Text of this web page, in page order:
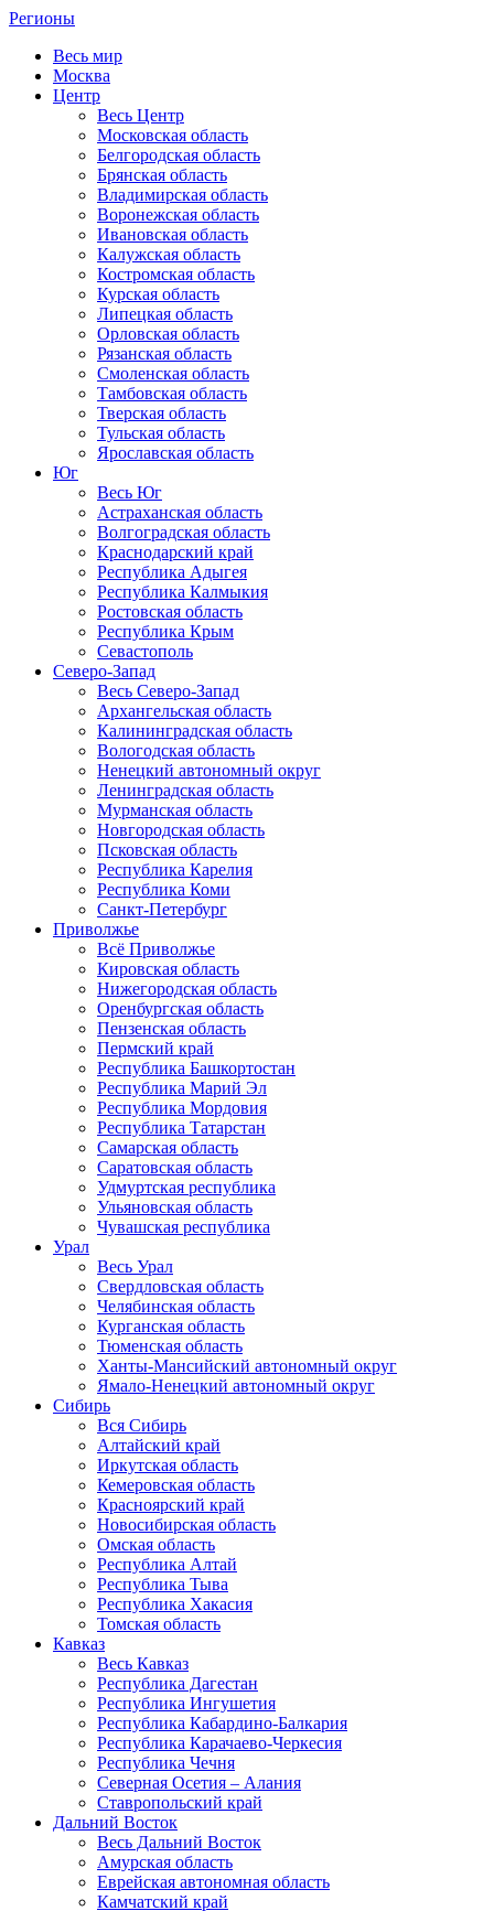
Регионы
Весь мир
Москва
Центр
Весь Центр
Московская область
Белгородская область
Брянская область
Владимирская область
Воронежская область
Ивановская область
Калужская область
Костромская область
Курская область
Липецкая область
Орловская область
Рязанская область
Смоленская область
Тамбовская область
Тверская область
Тульская область
Ярославская область
Юг
Весь Юг
Астраханская область
Волгоградская область
Краснодарский край
Республика Адыгея
Республика Калмыкия
Ростовская область
Республика Крым
Севастополь
Северо-Запад
Весь Северо-Запад
Архангельская область
Калининградская область
Вологодская область
Ненецкий автономный округ
Ленинградская область
Мурманская область
Новгородская область
Псковская область
Республика Карелия
Республика Коми
Санкт-Петербург
Приволжье
Всё Приволжье
Кировская область
Нижегородская область
Оренбургская область
Пензенская область
Пермский край
Республика Башкортостан
Республика Марий Эл
Республика Мордовия
Республика Татарстан
Самарская область
Саратовская область
Удмуртская республика
Ульяновская область
Чувашская республика
Урал
Весь Урал
Свердловская область
Челябинская область
Курганская область
Тюменская область
Ханты-Мансийский автономный округ
Ямало-Ненецкий автономный округ
Сибирь
Вся Сибирь
Алтайский край
Иркутская область
Кемеровская область
Красноярский край
Новосибирская область
Омская область
Республика Алтай
Республика Тыва
Республика Хакасия
Томская область
Кавказ
Весь Кавказ
Республика Дагестан
Республика Ингушетия
Республика Кабардино-Балкария
Республика Карачаево-Черкесия
Республика Чечня
Северная Осетия – Алания
Ставропольский край
Дальний Восток
Весь Дальний Восток
Амурская область
Еврейская автономная область
Камчатский край